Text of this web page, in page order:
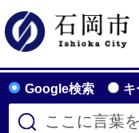
Google検索 キ